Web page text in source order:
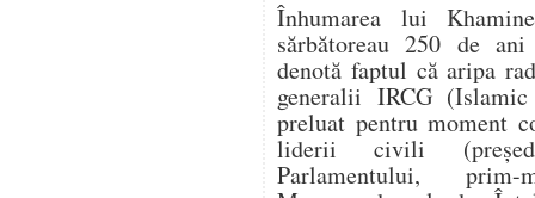
Înhumarea lui
sărbătoreau 250 de
denotă faptul că aripa
generalii IRCG
preluat pentru moment
liderii civili
Parlamentului,